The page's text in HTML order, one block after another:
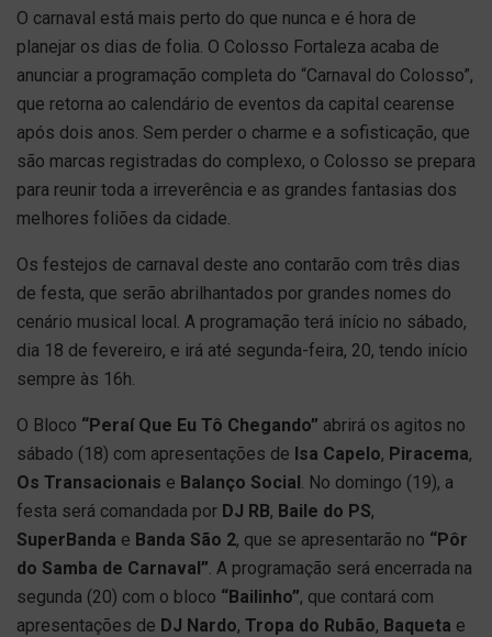
O carnaval está mais perto do que nunca e é hora de
planejar os dias de folia. O Colosso Fortaleza acaba de
anunciar a programação completa do “Carnaval do Colosso”,
que retorna ao calendário de eventos da capital cearense
após dois anos. Sem perder o charme e a sofisticação, que
são marcas registradas do complexo, o Colosso se prepara
para reunir toda a irreverência e as grandes fantasias dos
melhores foliões da cidade.
Os festejos de carnaval deste ano contarão com três dias
de festa, que serão abrilhantados por grandes nomes do
cenário musical local. A programação terá início no sábado,
dia 18 de fevereiro, e irá até segunda-feira, 20, tendo início
sempre às 16h.
O Bloco “Peraí Que Eu Tô Chegando” abrirá os agitos no
sábado (18) com apresentações de Isa Capelo, Piracema,
Os Transacionais e Balanço Social. No domingo (19), a
festa será comandada por DJ RB, Baile do PS,
SuperBanda e Banda São 2, que se apresentarão no “Pôr
do Samba de Carnaval”. A programação será encerrada na
segunda (20) com o bloco “Bailinho”, que contará com
apresentações de DJ Nardo, Tropa do Rubão, Baqueta e